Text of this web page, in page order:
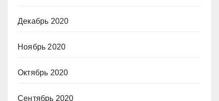
Декабрь 2020
Ноябрь 2020
Октябрь 2020
Сентябрь 2020